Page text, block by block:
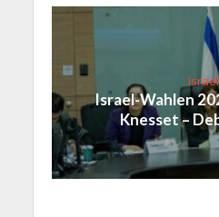
Israel
Israel-Wahlen
Knesset –